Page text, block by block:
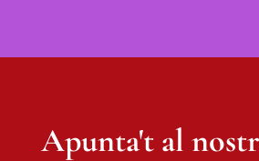
Apunta't al